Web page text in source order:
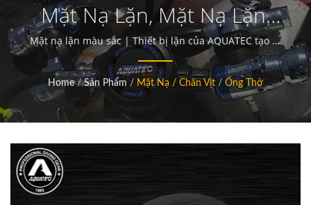
Mặt Nạ Lặn, Mặt Nạ Lặn,
Mặt Nạ Lặn, Mặt Nạ
Snorkeling, Cần Thiết, Mặt
Nạ Silicone | Đồng Hồ Lặn
| Nhà Sản Xuất La Bàn
Dưới Nước | SCUBA
AQUATEC
Mặt nạ lặn màu sắc | Thiết bị lặn của AQUATEC tạo ra
sức mạnh giúp con người gặp gỡ và giao tiếp với đại
dương.
Home / Sản Phẩm / Mặt Nạ / Chân Vịt / Ống Thở